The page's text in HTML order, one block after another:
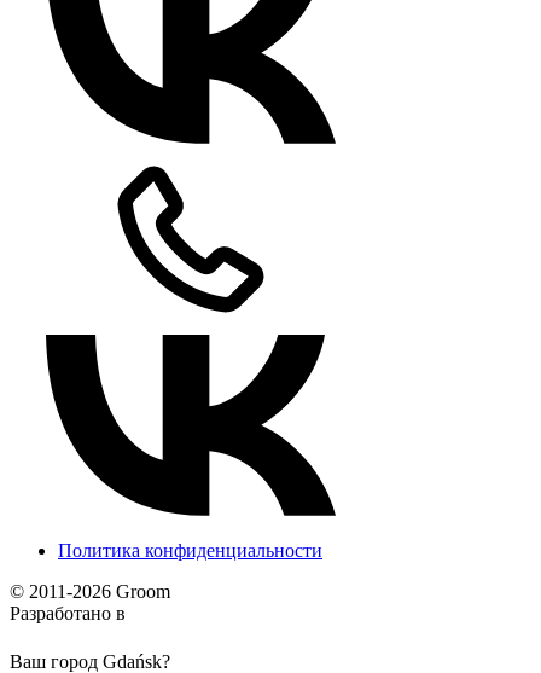
Политика конфиденциальности
© 2011-2026 Groom
Разработано в
Ваш город Gdańsk?